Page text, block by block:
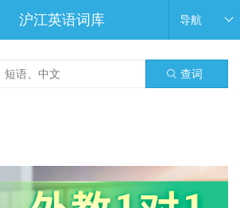
沪江英语词库 导航
查词